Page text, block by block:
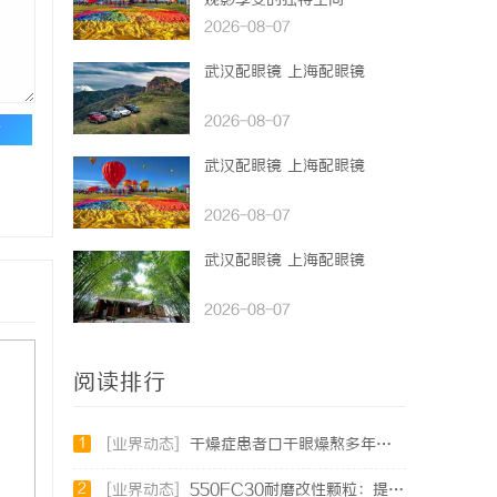
2026-08-07
武汉配眼镜 上海配眼镜
2026-08-07
武汉配眼镜 上海配眼镜
2026-08-07
武汉配眼镜 上海配眼镜
2026-08-07
阅读排行
1 [业界动态] 干燥症患者口干眼燥熬多年，一个周期缓过来？老中医：一张辨证方对症，身体找回津液
2 [业界动态] 550FC30耐磨改性颗粒：提升材料性能的新选择